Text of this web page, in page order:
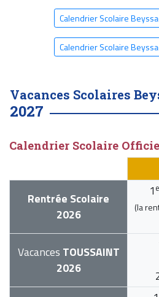
Calendrier Scolaire
Calendrier Scolaire
Vacances Scolaires
2027
Calendrier Scolaire
Rentrée Scolaire
2026
1
(la
Vacances TOUSSAINT
2026